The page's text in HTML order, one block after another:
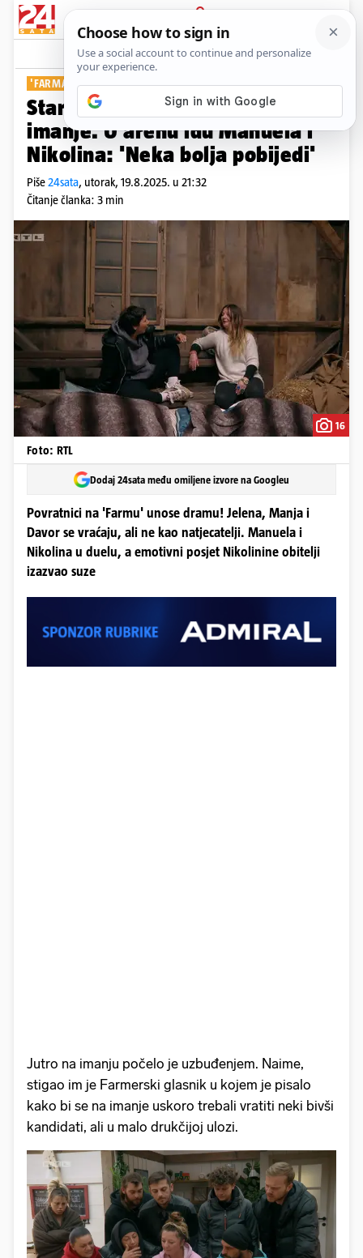
PRIJAVA
Show Komentari
'FARMA'
Stari natjecatelji vraćaju se na
imanje. U arenu idu Manuela i
Nikolina: 'Neka bolja pobijedi'
Piše24sata, utorak, 19.8.2025. u 21:32
Čitanje članka: 3 min
16
Foto: RTL
Dodaj 24sata među omiljene izvore na Googleu
Povratnici na 'Farmu' unose dramu! Jelena, Manja i
Davor se vraćaju, ali ne kao natjecatelji. Manuela i
Nikolina u duelu, a emotivni posjet Nikolinine obitelji
izazvao suze
Jutro na imanju počelo je uzbuđenjem. Naime,
stigao im je Farmerski glasnik u kojem je pisalo
kako bi se na imanje uskoro trebali vratiti neki bivši
kandidati, ali u malo drukčijoj ulozi.